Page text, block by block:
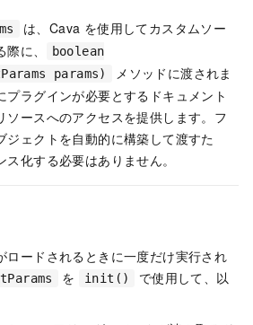
は、Cava を使用してカスタムソー
に、
boolean
params)
メソッドに渡されま
プラグインが必要とするドキュメント
ソースへのアクセスを提供します。フ
ジェクトを自動的に構築して渡すた
化する必要はありません。
ロードされるときに一度だけ実行され
を init()
で使用して、以